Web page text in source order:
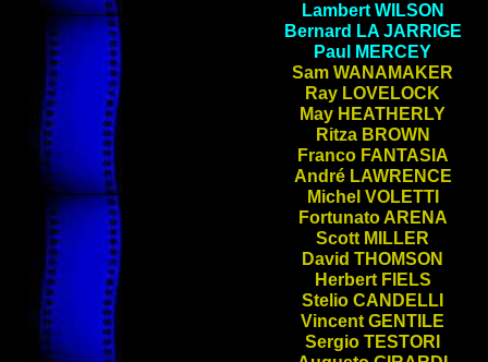
Lambert WILSON
Bernard LA JARRIGE
Paul MERCEY
Sam WANAMAKER
Ray LOVELOCK
May HEATHERLY
Ritza BROWN
Franco FANTASIA
André LAWRENCE
Michel VOLETTI
Fortunato ARENA
Scott MILLER
David THOMSON
Herbert FIELS
Stelio CANDELLI
Vincent GENTILE
Sergio TESTORI